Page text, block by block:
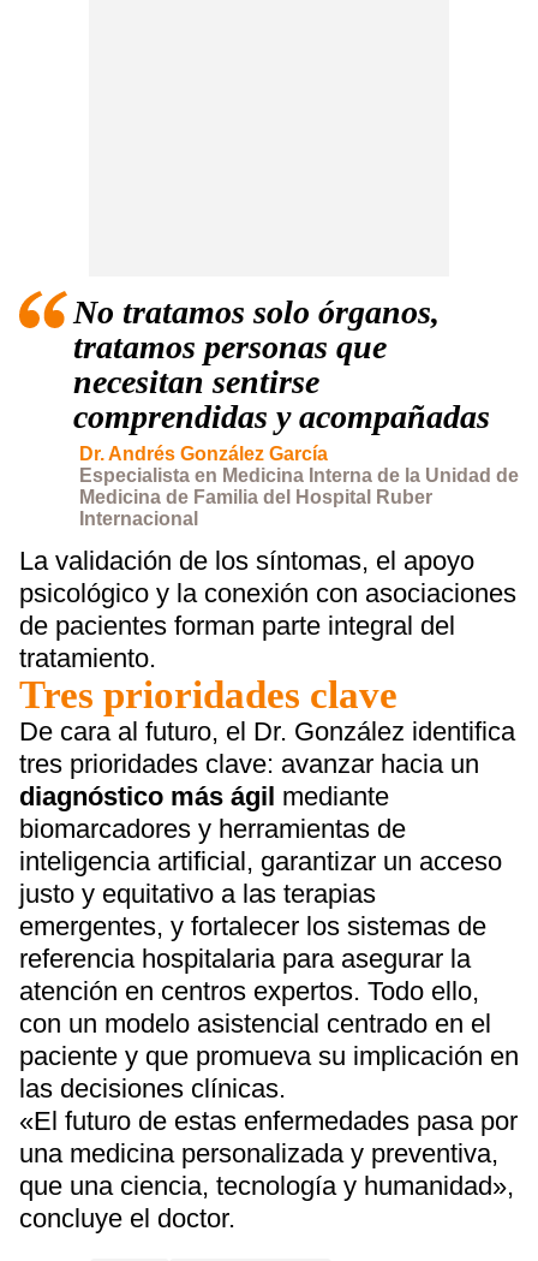
No tratamos solo órganos,
tratamos personas que
necesitan sentirse
comprendidas y acompañadas
Dr. Andrés González García
Especialista en Medicina Interna de la Unidad de
Medicina de Familia del Hospital Ruber
Internacional
La validación de los síntomas, el apoyo
psicológico y la conexión con asociaciones
de pacientes forman parte integral del
tratamiento.
Tres prioridades clave
De cara al futuro, el Dr. González identifica
tres prioridades clave: avanzar hacia un
diagnóstico más ágil mediante
biomarcadores y herramientas de
inteligencia artificial, garantizar un acceso
justo y equitativo a las terapias
emergentes, y fortalecer los sistemas de
referencia hospitalaria para asegurar la
atención en centros expertos. Todo ello,
con un modelo asistencial centrado en el
paciente y que promueva su implicación en
las decisiones clínicas.
«El futuro de estas enfermedades pasa por
una medicina personalizada y preventiva,
que una ciencia, tecnología y humanidad»,
concluye el doctor.